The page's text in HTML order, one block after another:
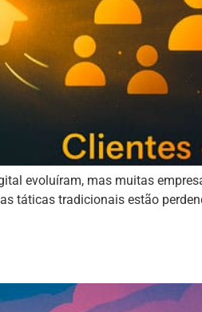
evoluíram, mas muitas
táticas tradicionais estão